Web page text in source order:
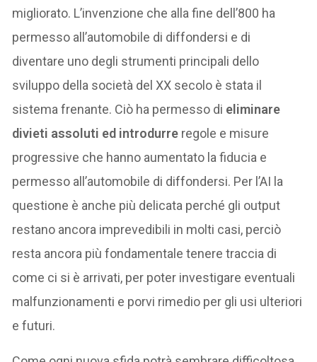
migliorato. L’invenzione che alla fine dell’800 ha
permesso all’automobile di diffondersi e di
diventare uno degli strumenti principali dello
sviluppo della società del XX secolo è stata il
sistema frenante. Ciò ha permesso di eliminare
divieti assoluti ed introdurre regole e misure
progressive che hanno aumentato la fiducia e
permesso all’automobile di diffondersi. Per l’AI la
questione è anche più delicata perché gli output
restano ancora imprevedibili in molti casi, perciò
resta ancora più fondamentale tenere traccia di
come ci si è arrivati, per poter investigare eventuali
malfunzionamenti e porvi rimedio per gli usi ulteriori
e futuri.